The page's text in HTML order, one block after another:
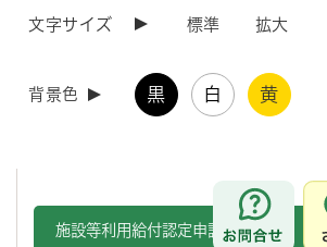
文字サイズ 標準 拡大
背景色 黒 白 黄
お問合せ
利用給付認定申請）のご案内
幼稚園（新制度幼稚園を除く）の保育料、幼稚園
り保育の保育料、ならびに認可外保育施設等の保
償化のことを「施設等利用給付」といいます。）
施設等利用給付認定申請の対象